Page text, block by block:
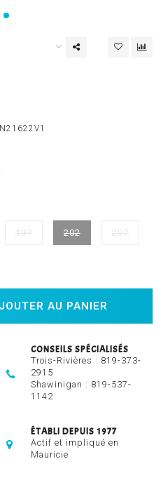
197 202 207
AU PANIER
CONSEILS SPÉCIALISÉS
Trois-Rivières : 819-373-
2915
Shawinigan : 819-537-
1142
ÉTABLI DEPUIS 1977
Actif et impliqué en
Mauricie